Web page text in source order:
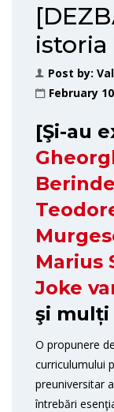
istoria
Post by:
February
[Şi-au
Marius
Joke
şi mulți
O propunere
curriculumului
preuniversitar
întrebări